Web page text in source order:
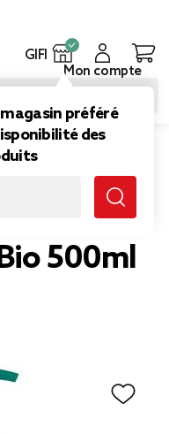
GIFI
préféré
des
Mon compte
Aloe
500ml